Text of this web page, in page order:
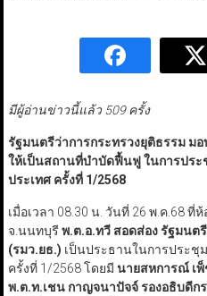
มีผู้อ่านข่าวนี้แล้ว 509 ครั้ง
รัฐมนตรีว่าการกระทรวงยุติธรรม ม
ให้เป็นสถานที่บำบัดฟื้นฟูในการปร
ประเทศ ครั้งที่ 1/2568
เมื่อเวลา 08.30 น. วันที่ 26 พ.ค.68
จ.นนทบุรี พ.ต.อ.ทวี สอดส่อง รัฐมนต
(รมว.ยธ.) เป็นประธานในการประ
ครั้งที่ 1/2568 โดยมี นายสหการณ์ เ
พ.ต.ท.เชน กาญจนาปัจจ์ รองอธิบดี